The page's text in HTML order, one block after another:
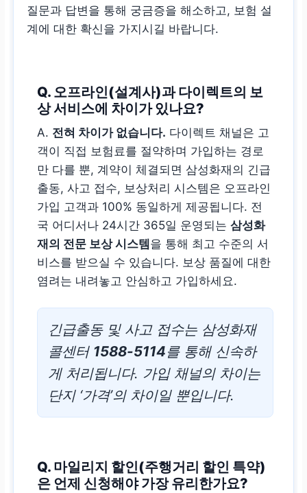
질문과 답변을 통해 궁금증을 해소하고, 보험 설
계에 대한 확신을 가지시길 바랍니다.
Q. 오프라인(설계사)과 다이렉트의 보
상 서비스에 차이가 있나요?
A. 전혀 차이가 없습니다. 다이렉트 채널은 고
객이 직접 보험료를 절약하며 가입하는 경로
만 다를 뿐, 계약이 체결되면 삼성화재의 긴급
출동, 사고 접수, 보상처리 시스템은 오프라인
가입 고객과 100% 동일하게 제공됩니다. 전
국 어디서나 24시간 365일 운영되는삼성화
재의 전문 보상 시스템을 통해 최고 수준의 서
비스를 받으실 수 있습니다. 보상 품질에 대한
염려는 내려놓고 안심하고 가입하세요.
긴급출동 및 사고 접수는 삼성화재
콜센터 1588-5114를 통해 신속하
게 처리됩니다. 가입 채널의 차이는
단지 ‘가격’의 차이일 뿐입니다.
Q. 마일리지 할인(주행거리 할인 특약)
은 언제 신청해야 가장 유리한가요?